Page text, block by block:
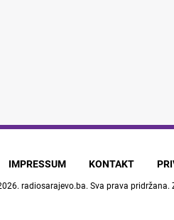
IMPRESSUM KONTAKT
radiosarajevo.ba. Sva prava